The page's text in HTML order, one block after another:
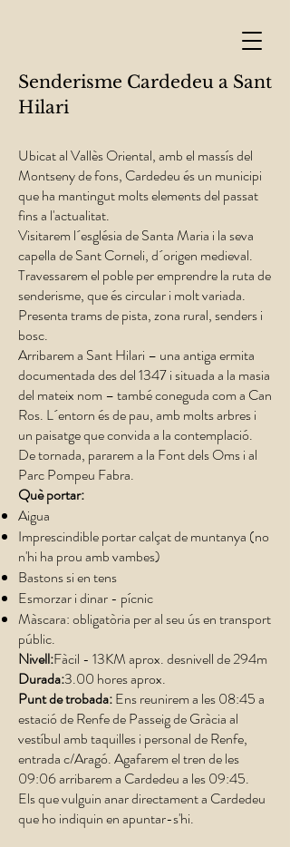
Senderisme Cardedeu a Sant
Hilari
Ubicat al Vallès Oriental, amb el massís del
Montseny de fons, Cardedeu és un municipi
que ha mantingut molts elements del passat
fins a l'actualitat.
Visitarem l´església de Santa Maria i la seva
capella de Sant Corneli, d´origen medieval.
Travessarem el poble per emprendre la ruta de
senderisme, que és circular i molt variada.
Presenta trams de pista, zona rural, senders i
bosc.
Arribarem a Sant Hilari – una antiga ermita
documentada des del 1347 i situada a la masia
del mateix nom – també coneguda com a Can
Ros. L´entorn és de pau, amb molts arbres i
un paisatge que convida a la contemplació.
De tornada, pararem a la Font dels Oms i al
Parc Pompeu Fabra.
Què portar:
Aigua
Imprescindible portar calçat de muntanya (no
n'hi ha prou amb vambes)
Bastons si en tens
Esmorzar i dinar - pícnic
Màscara: obligatòria per al seu ús en transport
públic.
Nivell:Fàcil - 13KM aprox. desnivell de 294m
Durada:3.00 hores aprox.
Punt de trobada:Ens reunirem a les 08:45 a
estació de Renfe de Passeig de Gràcia al
vestíbul amb taquilles i personal de Renfe,
entrada c/Aragó. Agafarem el tren de les
09:06 arribarem a Cardedeu a les 09:45.
Els que vulguin anar directament a Cardedeu
que ho indiquin en apuntar-s'hi.